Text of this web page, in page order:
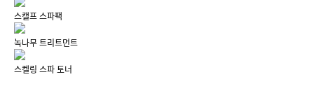
스캘프 스파팩
녹나무 트리트먼트
스켈링 스파 토너